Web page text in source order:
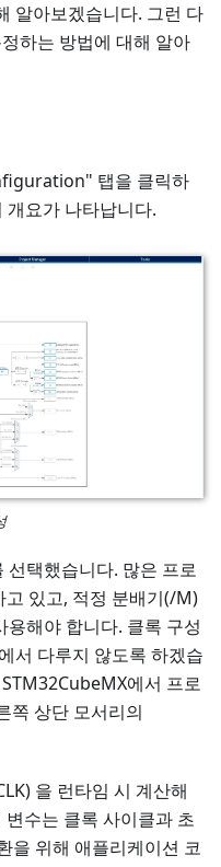
알아보겠습니다. 그런 다
하는 방법에 대해 알아
탭을 클릭하
개요가 나타납니다.
선택했습니다. 많은 프로
있고, 적정 분배기(/M)
용해야 합니다. 클록 구성
서 다루지 않도록 하겠습
에서 프로
쪽 상단 모서리의
을 런타임 시 계산해
수는 클록 사이클과 초
을 위해 애플리케이션 코